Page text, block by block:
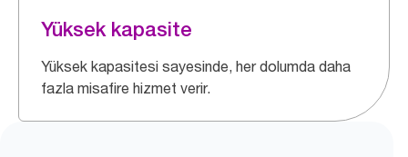
Yüksek kapasite
Yüksek kapasitesi sayesinde, her dolumda daha
fazla misafire hizmet verir.